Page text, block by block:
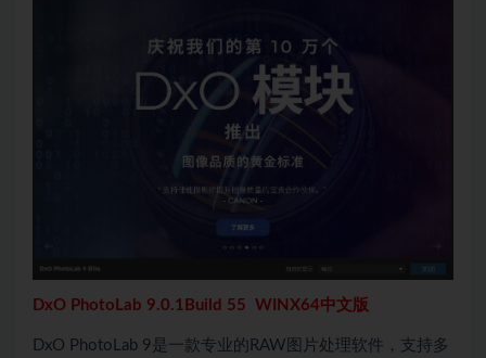
DxO PhotoLab 9.0.1Build 55 WINX64中文版
DxO PhotoLab 9是一款专业的RAW图片处理软件，支持多